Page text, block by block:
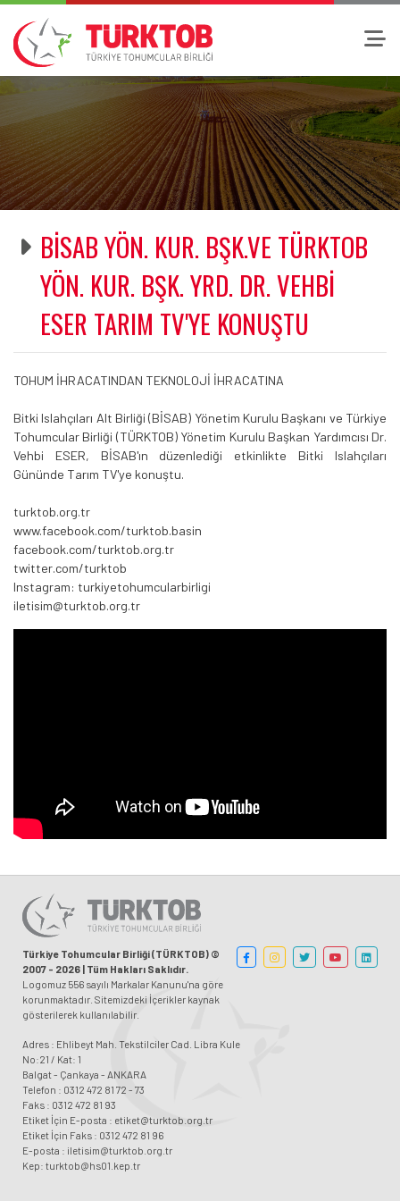
BİSAB YÖN. KUR. BŞK.VE TÜRKTOB
YÖN. KUR. BŞK. YRD. DR. VEHBİ
ESER TARIM TV'YE KONUŞTU
TOHUM İHRACATINDAN TEKNOLOJİ İHRACATINA
Bitki Islahçıları Alt Birliği (BİSAB) Yönetim Kurulu Başkanı ve Türkiye
Tohumcular Birliği (TÜRKTOB) Yönetim Kurulu Başkan Yardımcısı Dr.
Vehbi ESER, BİSAB'ın düzenlediği etkinlikte Bitki Islahçıları
Gününde Tarım TV'ye konuştu.
turktob.org.tr
www.facebook.com/turktob.basin
facebook.com/turktob.org.tr
twitter.com/turktob
Instagram: turkiyetohumcularbirligi
iletisim@turktob.org.tr
Türkiye Tohumcular Birliği (TÜRKTOB) ©
2007 - 2026 | Tüm Hakları Saklıdır.
Logomuz 556 sayılı Markalar Kanunu'na göre
korunmaktadır. Sitemizdeki İçerikler kaynak
gösterilerek kullanılabilir.
Adres : Ehlibeyt Mah. Tekstilciler Cad. Libra Kule
No:21 / Kat: 1
Balgat - Çankaya - ANKARA
Telefon : 0312 472 81 72 - 73
Faks : 0312 472 81 93
Etiket İçin E-posta : etiket@turktob.org.tr
Etiket İçin Faks : 0312 472 81 96
E-posta : iletisim@turktob.org.tr
Kep: turktob@hs01.kep.tr